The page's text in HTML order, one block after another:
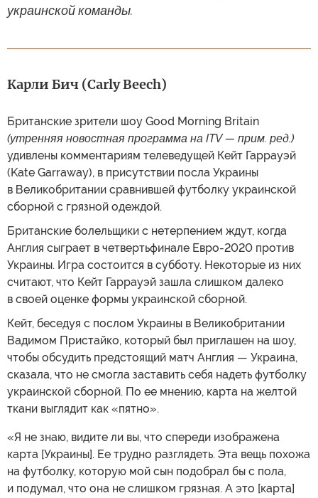
украинской команды.
Карли Бич (Carly Beech)
Британские зрители шоу Good Morning Britain
(утренняя новостная программа на ITV — прим. ред.)
удивлены комментариям телеведущей Кейт Гаррауэй
(Kate Garraway), в присутствии посла Украины
в Великобритании сравнившей футболку украинской
сборной с грязной одеждой.
Британские болельщики с нетерпением ждут, когда
Англия сыграет в четвертьфинале Евро-2020 против
Украины. Игра состоится в субботу. Некоторые из них
считают, что Кейт Гаррауэй зашла слишком далеко
в своей оценке формы украинской сборной.
Кейт, беседуя с послом Украины в Великобритании
Вадимом Пристайко, который был приглашен на шоу,
чтобы обсудить предстоящий матч Англия — Украина,
сказала, что не смогла заставить себя надеть футболку
украинской сборной. По ее мнению, карта на желтой
ткани выглядит как «пятно».
«Я не знаю, видите ли вы, что спереди изображена
карта [Украины]. Ее трудно разглядеть. Эта вещь похожа
на футболку, которую мой сын подобрал бы с пола,
и подумал, что она не слишком грязная. А это [карта]